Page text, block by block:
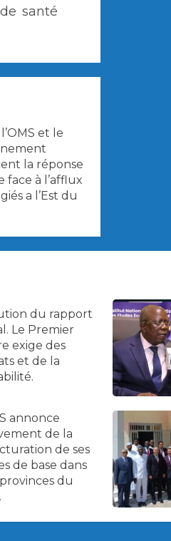
santé
et le
la réponse
face à l’afflux
a l’Est du
du rapport
Le Premier
exige des
et de la
annonce
de la
de ses
de base dans
provinces du